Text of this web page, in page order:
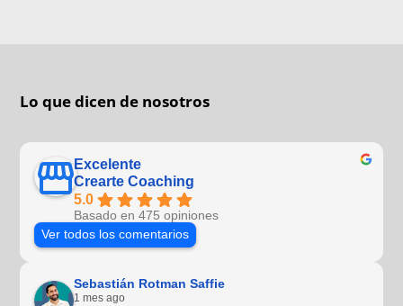
Lo que dicen de nosotros
Excelente
Crearte Coaching
5.0
Basado en 475 opiniones
Ver todos los comentarios
Sebastián Rotman Saffie
1 mes ago